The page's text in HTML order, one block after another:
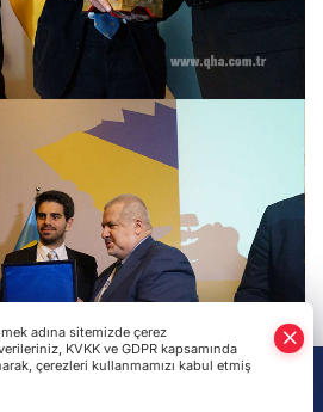
adına sitemizde çerez
KVKK ve GDPR kapsamında
çerezleri kullanmamızı kabul etmiş